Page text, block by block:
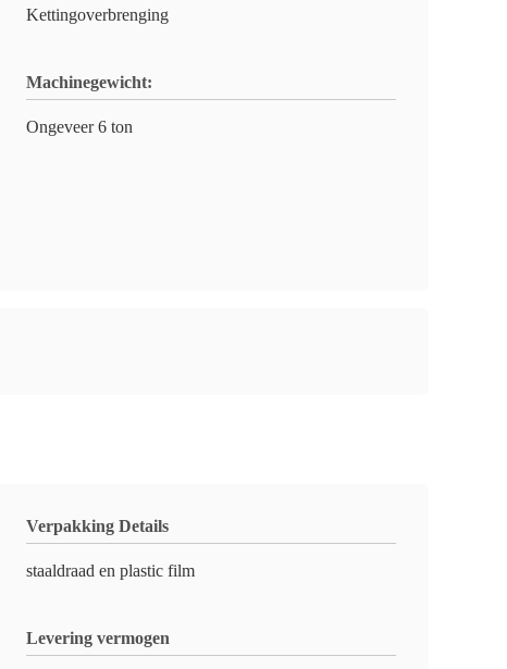
Kettingoverbrenging
Machinegewicht:
Ongeveer 6 ton
Verpakking Details
staaldraad en plastic film
Levering vermogen